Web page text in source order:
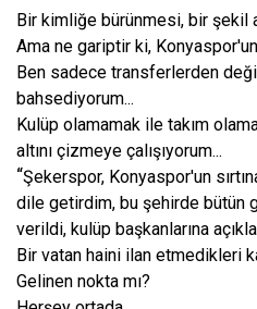
Bir kimliğe bürünmesi, bir şekil
Ama ne gariptir ki,
Ben sadece transferlerden
bahsediyorum...
Kulüp olamamak ile takım
altını çizmeye çalışıyorum...
“Şekerspor, Konyaspor'un
dile getirdim, bu şehirde bütün
verildi, kulüp başkanlarına
Bir vatan haini ilan etmedikleri
Gelinen nokta mı?